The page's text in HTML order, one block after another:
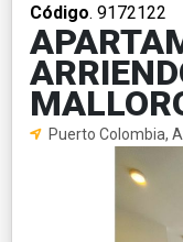
Código. 9172122
Puerto Colombia,